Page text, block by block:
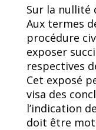
Sur la nullité
Aux termes
procédure
exposer
respectives
Cet exposé
visa des
l’indication
doit être